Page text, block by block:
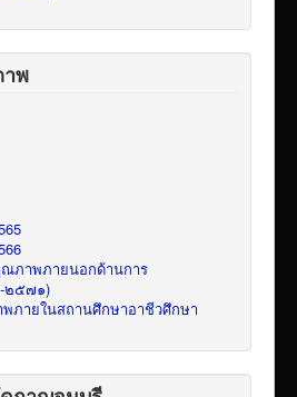
พ
ภาพภายนอกด้านการ
๒๕๗๑)
ภายในสถานศึกษาอาชีวศึกษา